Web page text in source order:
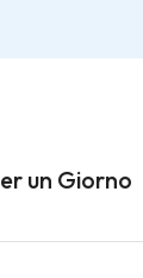
un Giorno